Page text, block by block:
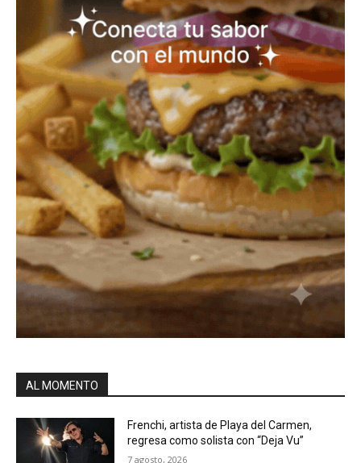
AL MOMENTO
Frenchi, artista de Playa del Carmen,
regresa como solista con “Deja Vu”
7 agosto, 2026